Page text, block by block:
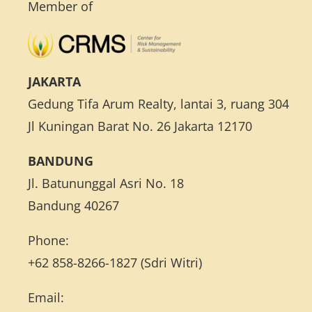
Layanan
Program Pelatihan Manajemen Risiko
Aplikasi Sistem Manajemen Risiko
Kontak Kami
Member of
JAKARTA
Gedung Tifa Arum Realty, lantai 3, ruang 304
Jl Kuningan Barat No. 26 Jakarta 12170
BANDUNG
Jl. Batununggal Asri No. 18
Bandung 40267
Phone:
+62 858-8266-1827 (Sdri Witri)
Email: